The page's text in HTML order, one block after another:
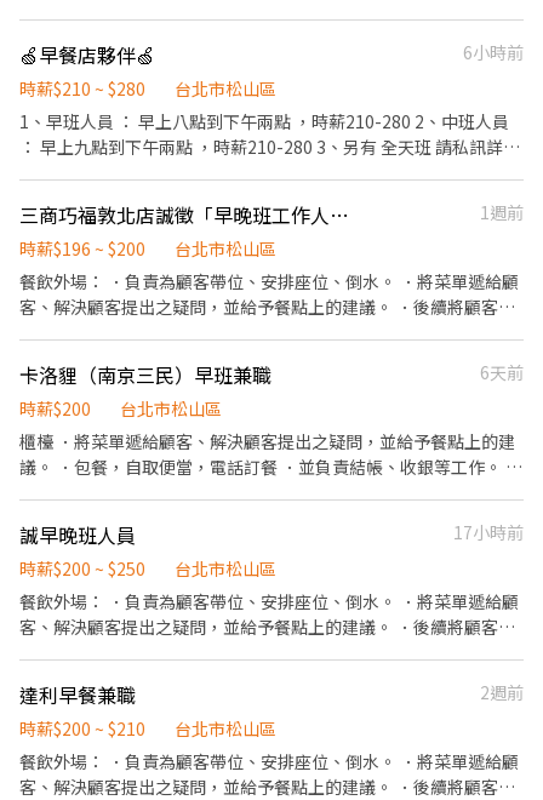
🍏早餐店夥伴🍏
6小時前
時薪$210 ~ $280
台北市松山區
1、早班人員 ： 早上八點到下午兩點 ，時薪210-280 2、中班人員
： 早上九點到下午兩點 ，時薪210-280 3、另有 全天班 請私訊詳
牙、紅利獎金 工作氣氛佳 ##需長期
三商巧福敦北店誠徵「早晚班工作人員」
1週前
時薪$196 ~ $200
台北市松山區
餐飲外場： ．負責為顧客帶位、安排座位、倒水。 ．將菜單遞給顧
客、解決顧客提出之疑問，並給予餐點上的建議。 ．後續將顧客點
責結帳、收銀等工作。 餐飲內場： ．擔任廚師的助手，處理烹飪前
與烹飪中之準備工作與其他餐廳相關事務。 ．負責洗、剝、削、切
各種食材。 ．負責清理工作環境、設備和餐具。 ．準備不同餐點所
需要的食材。 ．協助測量食材的容量與重量。 ．負責擺盤、打包外
卡洛貍（南京三民）早班兼職
6天前
時薪$200
台北市松山區
櫃檯 ．將菜單遞給顧客、解決顧客提出之疑問，並給予餐點上的建
議。 ．包餐，自取便當，電話訂餐 ．並負責結帳、收銀等工作。 餐
作環境、設備和餐具。 ．準備不同餐點所需要的食材。 ．協助測量
食材的容量與重量。 ．打便當。
誠早晚班人員
17小時前
時薪$200 ~ $250
台北市松山區
餐飲外場： ．負責為顧客帶位、安排座位、倒水。 ．將菜單遞給顧
客、解決顧客提出之疑問，並給予餐點上的建議。 ．後續將顧客點
負責結帳、收銀等工作。 餐飲內場： ．擔任廚師的助手，處理烹飪
前與烹飪中之準備工作與其他餐廳相關事務。 ．負責洗、剝、削、
切各種食材。 ．負責清理工作環境、設備和餐具。 ．準備不同餐點
所需要的食材。 ．協助測量食材的容量與重量。 ．負責擺盤、打包
達利早餐兼職
2週前
時薪$200 ~ $210
台北市松山區
餐飲外場： ．負責為顧客帶位、安排座位、倒水。 ．將菜單遞給顧
客、解決顧客提出之疑問，並給予餐點上的建議。 ．後續將顧客點